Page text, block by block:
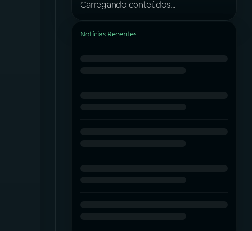
Carregando conteúdos...
Notícias Recentes